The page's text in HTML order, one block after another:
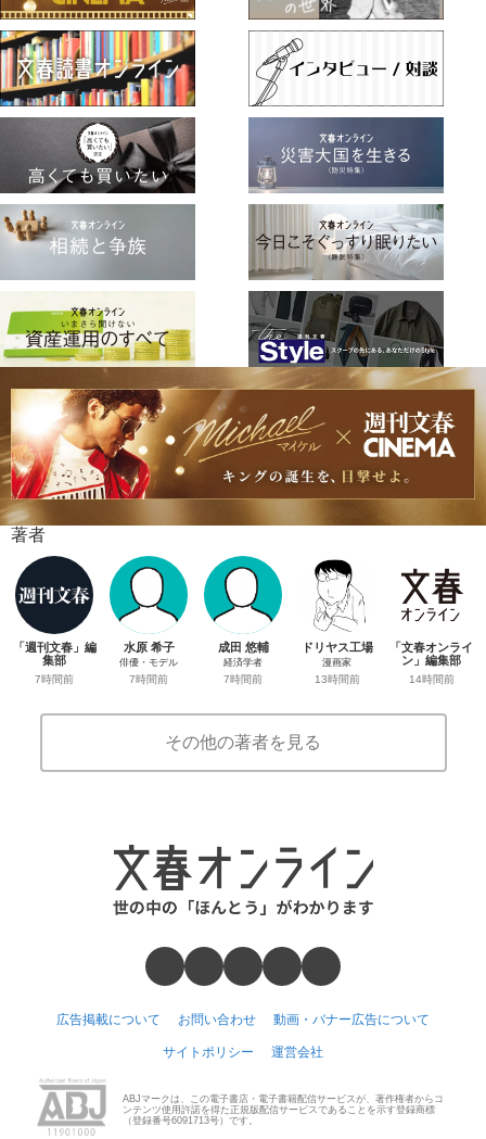
著者
「週刊文春」編
集部
7時間前
水原 希子
俳優・モデル
7時間前
成田 悠輔
経済学者
7時間前
ドリヤス工場
漫画家
13時間前
「文春オンライ
ン」編集部
14時間前
その他の著者を見る
広告掲載について お問い合わせ 動画・バナー広告について
サイトポリシー 運営会社
ABJマークは、この電子書店・電子書籍配信サービスが、著作権者からコ
ンテンツ使用許諾を得た正規版配信サービスであることを示す登録商標
（登録番号6091713号）です。